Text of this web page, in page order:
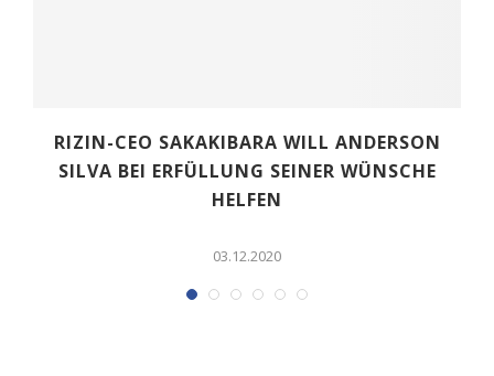
RIZIN-CEO SAKAKIBARA WILL ANDERSON
SILVA BEI ERFÜLLUNG SEINER WÜNSCHE
HELFEN
03.12.2020